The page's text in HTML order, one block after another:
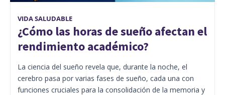
VIDA SALUDABLE
¿Cómo las horas de sueño afectan el
rendimiento académico?
La ciencia del sueño revela que, durante la noche, el
cerebro pasa por varias fases de sueño, cada una con
funciones cruciales para la consolidación de la memoria y